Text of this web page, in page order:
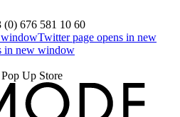
(0) 676 581 10 60
windowTwitter page opens in new
in new window
Up Store